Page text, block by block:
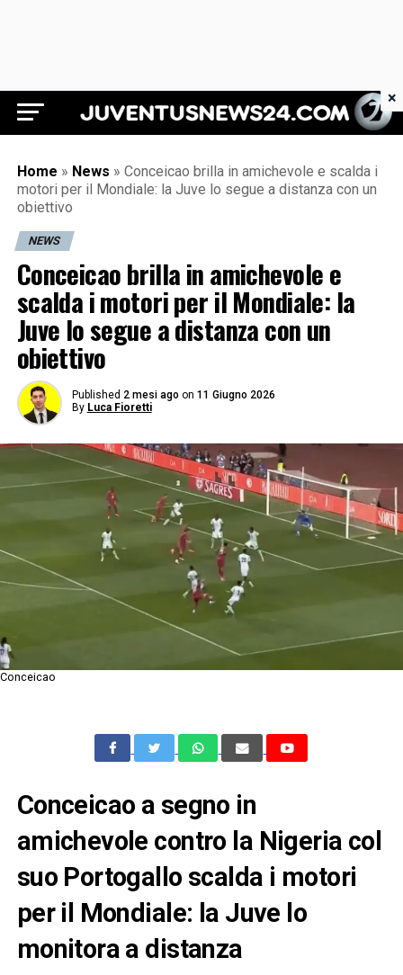
Juventus News 24
Home » News » Conceicao brilla in amichevole e scalda i
motori per il Mondiale: la Juve lo segue a distanza con un
obiettivo
NEWS
Conceicao brilla in amichevole e
scalda i motori per il Mondiale: la
Juve lo segue a distanza con un
obiettivo
Published 2 mesi ago on 11 Giugno 2026
By Luca Fioretti
Conceicao
Conceicao a segno in
amichevole contro la Nigeria col
suo Portogallo scalda i motori
per il Mondiale: la Juve lo
monitora a distanza
×